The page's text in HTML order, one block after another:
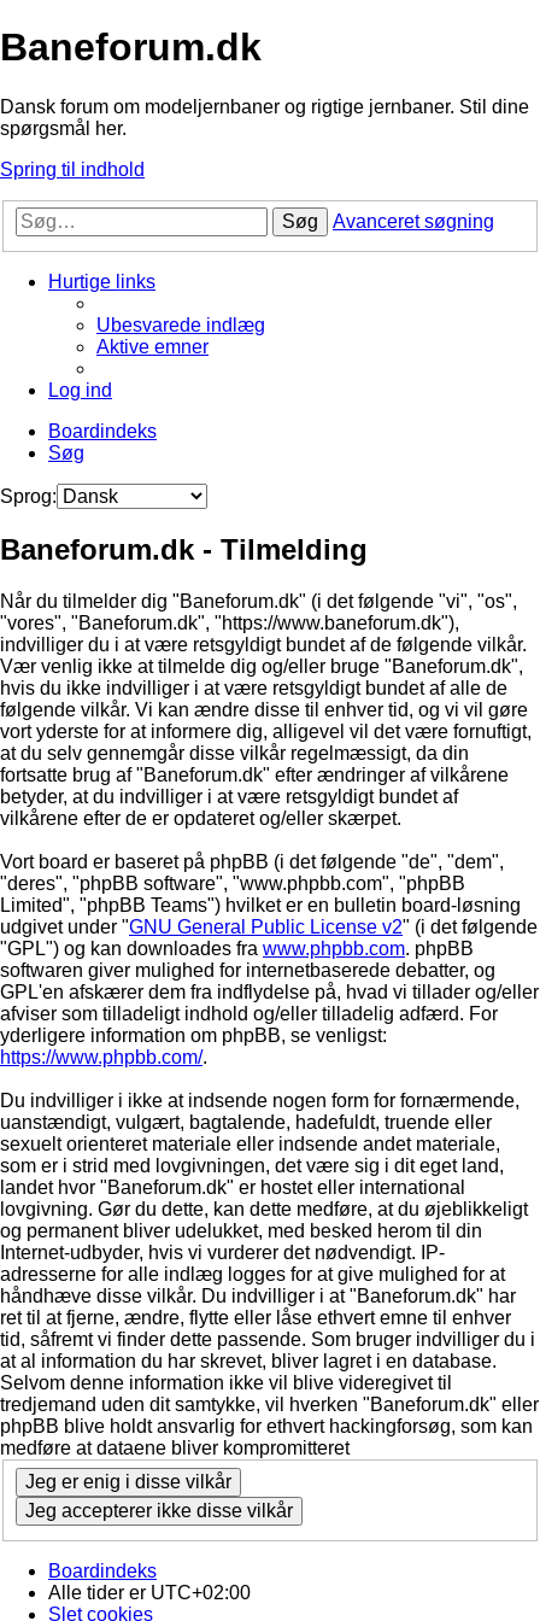
Baneforum.dk
Dansk forum om modeljernbaner og rigtige jernbaner. Stil dine
spørgsmål her.
Spring til indhold
Søg Avanceret søgning
Hurtige links
Ubesvarede indlæg
Aktive emner
Log ind
Boardindeks
Søg
Sprog:
Baneforum.dk - Tilmelding
Når du tilmelder dig "Baneforum.dk" (i det følgende "vi", "os",
"vores", "Baneforum.dk", "https://www.baneforum.dk"),
indvilliger du i at være retsgyldigt bundet af de følgende vilkår.
Vær venlig ikke at tilmelde dig og/eller bruge "Baneforum.dk",
hvis du ikke indvilliger i at være retsgyldigt bundet af alle de
følgende vilkår. Vi kan ændre disse til enhver tid, og vi vil gøre
vort yderste for at informere dig, alligevel vil det være fornuftigt,
at du selv gennemgår disse vilkår regelmæssigt, da din
fortsatte brug af "Baneforum.dk" efter ændringer af vilkårene
betyder, at du indvilliger i at være retsgyldigt bundet af
vilkårene efter de er opdateret og/eller skærpet.
Vort board er baseret på phpBB (i det følgende "de", "dem",
"deres", "phpBB software", "www.phpbb.com", "phpBB
Limited", "phpBB Teams") hvilket er en bulletin board-løsning
udgivet under "GNU General Public License v2" (i det følgende
"GPL") og kan downloades fra www.phpbb.com. phpBB
softwaren giver mulighed for internetbaserede debatter, og
GPL'en afskærer dem fra indflydelse på, hvad vi tillader og/eller
afviser som tilladeligt indhold og/eller tilladelig adfærd. For
yderligere information om phpBB, se venligst:
https://www.phpbb.com/.
Du indvilliger i ikke at indsende nogen form for fornærmende,
uanstændigt, vulgært, bagtalende, hadefuldt, truende eller
sexuelt orienteret materiale eller indsende andet materiale,
som er i strid med lovgivningen, det være sig i dit eget land,
landet hvor "Baneforum.dk" er hostet eller international
lovgivning. Gør du dette, kan dette medføre, at du øjeblikkeligt
og permanent bliver udelukket, med besked herom til din
Internet-udbyder, hvis vi vurderer det nødvendigt. IP-
adresserne for alle indlæg logges for at give mulighed for at
håndhæve disse vilkår. Du indvilliger i at "Baneforum.dk" har
ret til at fjerne, ændre, flytte eller låse ethvert emne til enhver
tid, såfremt vi finder dette passende. Som bruger indvilliger du i
at al information du har skrevet, bliver lagret i en database.
Selvom denne information ikke vil blive videregivet til
tredjemand uden dit samtykke, vil hverken "Baneforum.dk" eller
phpBB blive holdt ansvarlig for ethvert hackingforsøg, som kan
medføre at dataene bliver kompromitteret
Boardindeks
Alle tider er UTC+02:00
Slet cookies